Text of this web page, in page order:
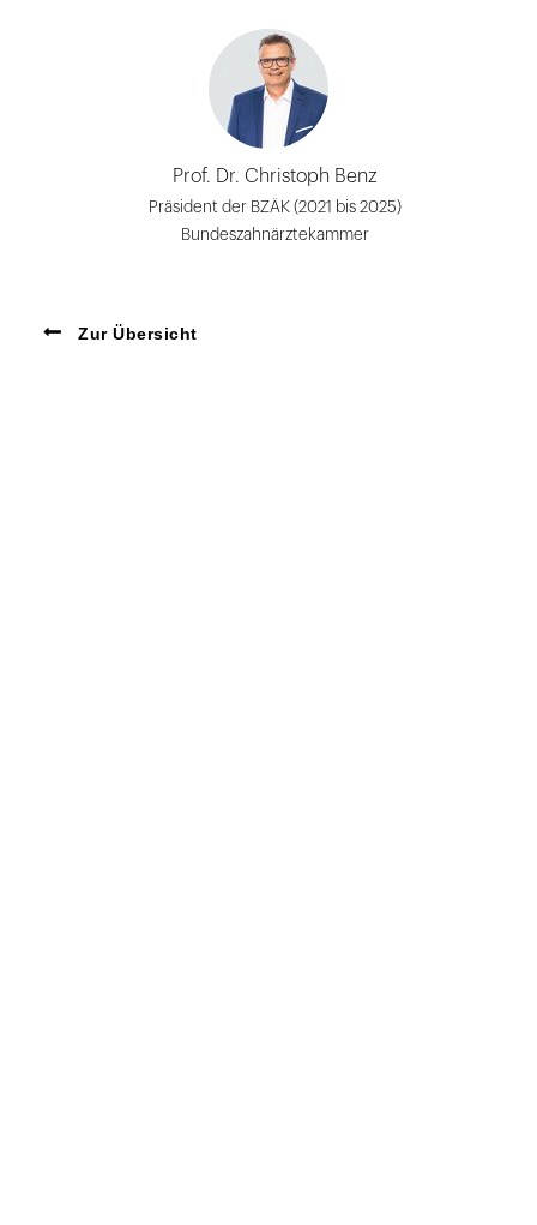
Prof. Dr. Christoph Benz
Präsident der BZÄK (2021 bis 2025)
Bundeszahnärztekammer
Zur Übersicht